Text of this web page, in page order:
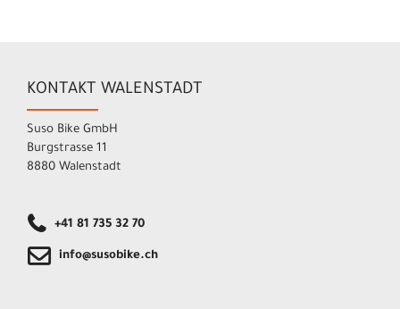
KONTAKT WALENSTADT
Suso Bike GmbH
Burgstrasse 11
8880 Walenstadt
+41 81 735 32 70
info@susobike.ch